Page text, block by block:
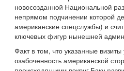
новосозданной Национальной
непрямом подчинении которой
американские спецслужбы) и
ключевых фигур нынешней
Факт в том, что указанные
озабоченность американской